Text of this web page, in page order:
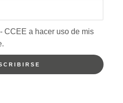
CCEE a hacer uso de mis